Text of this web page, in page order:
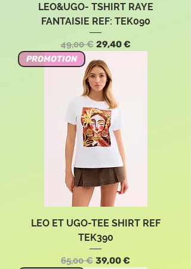
LEO&UGO- TSHIRT RAYE
FANTAISIE REF: TEK090
Standardpreis
49,00 € Sale-Preis
29,40 €
PROMOTION
LEO ET UGO-TEE SHIRT REF
TEK390
Standardpreis
65,00 € Sale-Preis
39,00 €